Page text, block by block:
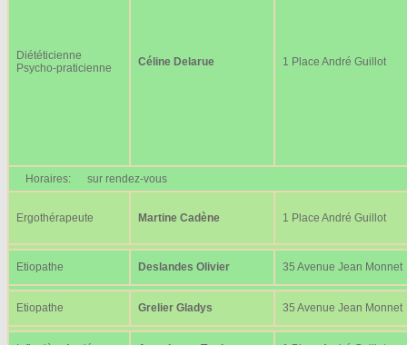
Diététicienne
Psycho-praticienne
Céline Delarue 1 Place André Guillot
Horaires: sur rendez-vous
Ergothérapeute Martine Cadène 1 Place André Guillot
Etiopathe Deslandes Olivier 35 Avenue Jean Monnet
Etiopathe Grelier Gladys 35 Avenue Jean Monnet